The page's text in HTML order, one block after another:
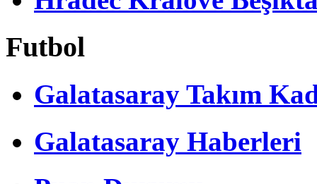
Futbol
Galatasaray Takım
Galatasaray Haberleri